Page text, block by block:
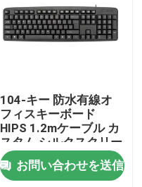
104-キー 防水有線オ
フィスキーボード
HIPS 1.2mケーブル カ
スタム シルクスクリー
ン ロゴ
お問い合わせを送信